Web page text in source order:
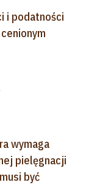
i podatności
wymaga
pielęgnacji
być